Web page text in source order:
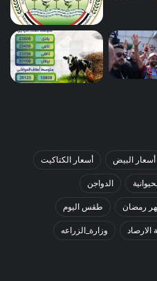
أسعار البيض أسعار الكتاكيت
الدواجن
رمضان طقس اليوم
الارصاد وزارة_الزراعه